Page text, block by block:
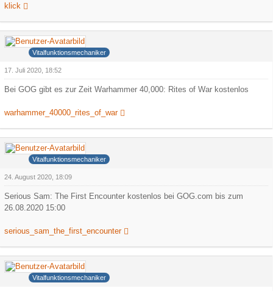
klick
heica
Vitalfunktionsmechaniker
17. Juli 2020, 18:52
Bei GOG gibt es zur Zeit Warhammer 40,000: Rites of War kostenlos
warhammer_40000_rites_of_war
heica
Vitalfunktionsmechaniker
24. August 2020, 18:09
Serious Sam: The First Encounter kostenlos bei GOG.com bis zum
26.08.2020 15:00
serious_sam_the_first_encounter
heica
Vitalfunktionsmechaniker